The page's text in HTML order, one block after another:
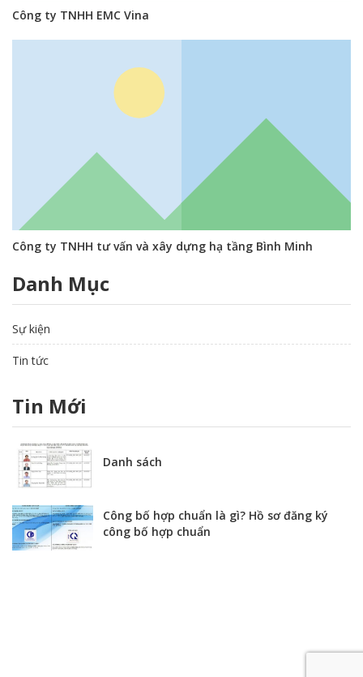
Công ty TNHH EMC Vina
Công ty TNHH tư vấn và xây dựng hạ tầng Bình Minh
Danh Mục
Sự kiện
Tin tức
Tin Mới
Danh sách
Công bố hợp chuẩn là gì? Hồ sơ đăng ký
công bố hợp chuẩn